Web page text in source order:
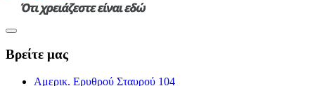
Βρείτε μας
Αμερικ. Ερυθρού Σταυρού 104